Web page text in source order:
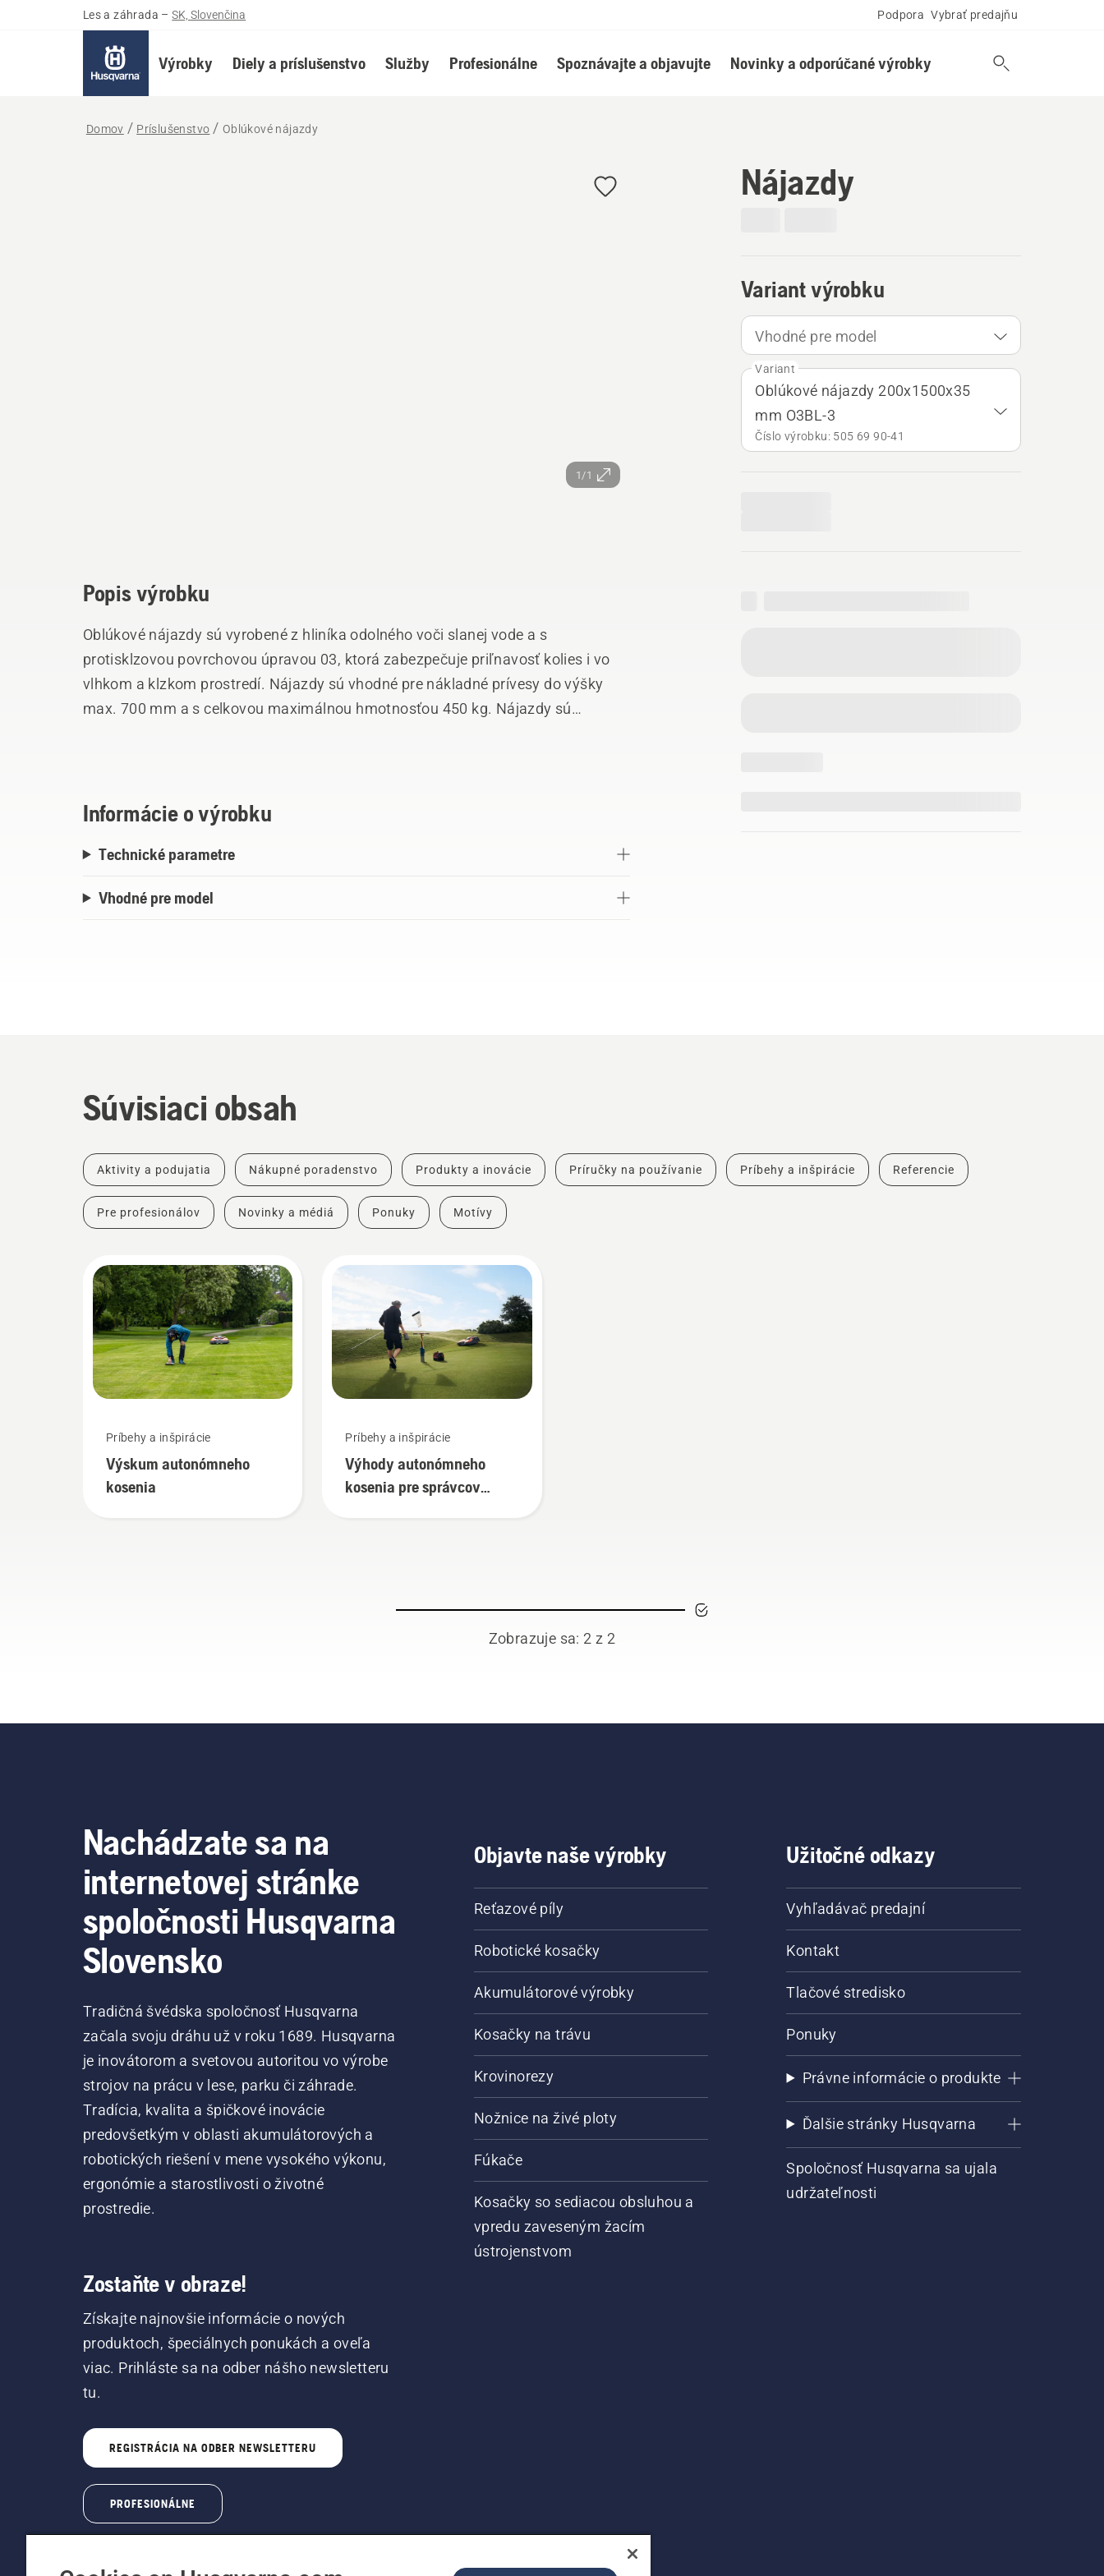
Les a záhrada – SK, Slovenčina Podpora Vybrať predajňu
Výrobky Diely a príslušenstvo Služby Profesionálne Spoznávajte a objavujte Novinky a odporúčané výrobky
Domov Príslušenstvo Oblúkové nájazdy
1/1
Nájazdy
Variant výrobku
Vhodné pre model
Variant
Oblúkové nájazdy 200x1500x35
mm O3BL-3
Číslo výrobku: 505 69 90‑41
Popis výrobku
Oblúkové nájazdy sú vyrobené z hliníka odolného voči slanej vode a s
protisklzovou povrchovou úpravou 03, ktorá zabezpečuje priľnavosť kolies i vo
vlhkom a klzkom prostredí. Nájazdy sú vhodné pre nákladné prívesy do výšky
max. 700 mm a s celkovou maximálnou hmotnosťou 450 kg. Nájazdy sú
Informácie o výrobku
Technické parametre
Vhodné pre model
Súvisiaci obsah
Aktivity a podujatia Nákupné poradenstvo Produkty a inovácie Príručky na používanie Príbehy a inšpirácie Referencie
Pre profesionálov Novinky a médiá Ponuky Motívy
Príbehy a inšpirácie
Výskum autonómneho
kosenia
Príbehy a inšpirácie
Výhody autonómneho
kosenia pre správcov
Zobrazuje sa: 2 z 2
Nachádzate sa na
internetovej stránke
spoločnosti Husqvarna
Slovensko
Tradičná švédska spoločnosť Husqvarna
začala svoju dráhu už v roku 1689. Husqvarna
je inovátorom a svetovou autoritou vo výrobe
strojov na prácu v lese, parku či záhrade.
Tradícia, kvalita a špičkové inovácie
predovšetkým v oblasti akumulátorových a
robotických riešení v mene vysokého výkonu,
ergonómie a starostlivosti o životné
prostredie.
Zostaňte v obraze!
Získajte najnovšie informácie o nových
produktoch, špeciálnych ponukách a oveľa
viac. Prihláste sa na odber nášho newsletteru
tu.
REGISTRÁCIA NA ODBER NEWSLETTERU
PROFESIONÁLNE
Objavte naše výrobky
Reťazové píly
Robotické kosačky
Akumulátorové výrobky
Kosačky na trávu
Krovinorezy
Nožnice na živé ploty
Fúkače
Kosačky so sediacou obsluhou a
vpredu zaveseným žacím
ústrojenstvom
Užitočné odkazy
Vyhľadávač predajní
Kontakt
Tlačové stredisko
Ponuky
Právne informácie o produkte
Ďalšie stránky Husqvarna
Spoločnosť Husqvarna sa ujala
udržateľnosti